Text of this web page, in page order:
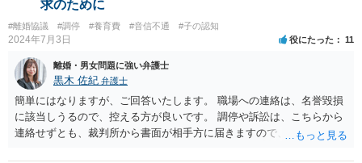
求のために
#離婚協議 #調停 #養育費 #音信不通 #子の認知
2024年7月3日 役にたった 11
離婚・男女問題に強い弁護士
黒木 佐紀 弁護士
簡単にはなりますが、ご回答いたします。 職場への連絡は、名誉毀損
に該当しうるので、控える方が良いです。 調停や訴訟は、こちらから
連絡せずとも、裁判所から書面が相手方に届きますので、連絡不要で